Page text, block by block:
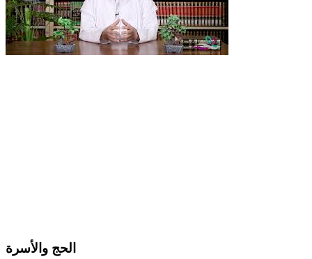
الحج والأسرة